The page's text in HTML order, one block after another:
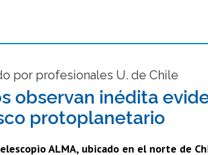
Estudios Avanzados en
Nutrición y Tecnología de
Alimentos
por profesionales U. de Chile
observan inédita
protoplanetario
ALMA, ubicado en el norte de